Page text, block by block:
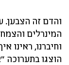
והדם זה הצבען.
המינרלים
וחיברנו, ראינו
הוצגו בתערוכה